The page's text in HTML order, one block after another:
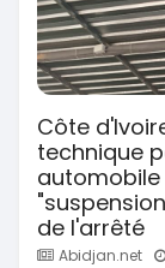
Côte
technique
automobile
de l'arrêté
Abidjan.net